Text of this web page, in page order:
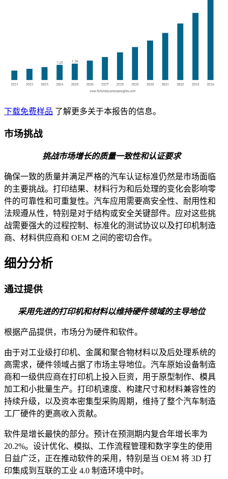
下载免费样品 了解更多关于本报告的信息。
市场挑战
挑战市场增长的质量一致性和认证要求
确保一致的质量并满足严格的汽车认证标准仍然是市场面临
的主要挑战。打印结果、材料行为和后处理的变化会影响零
件的可靠性和可重复性。汽车应用需要高安全性、耐用性和
法规遵从性，特别是对于结构或安全关键部件。应对这些挑
战需要强大的过程控制、标准化的测试协议以及打印机制造
商、材料供应商和 OEM 之间的密切合作。
细分分析
通过提供
采用先进的打印机和材料以维持硬件领域的主导地位
根据产品提供，市场分为硬件和软件。
由于对工业级打印机、金属和聚合物材料以及后处理系统的
高需求，硬件领域占据了市场主导地位。汽车原始设备制造
商和一级供应商在打印机上投入巨资，用于原型制作、模具
加工和小批量生产。打印机速度、构建尺寸和材料兼容性的
持续升级，以及资本密集型采购周期，维持了整个汽车制造
工厂硬件的更高收入贡献。
软件是增长最快的部分。预计在预测期内复合年增长率为
20.2%。设计优化、模拟、工作流程管理和数字孪生的使用
日益广泛，正在推动软件的采用，特别是当 OEM 将 3D 打
印集成到互联的工业 4.0 制造环境中时。